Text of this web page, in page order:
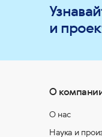
и
О
О нас
Наука и